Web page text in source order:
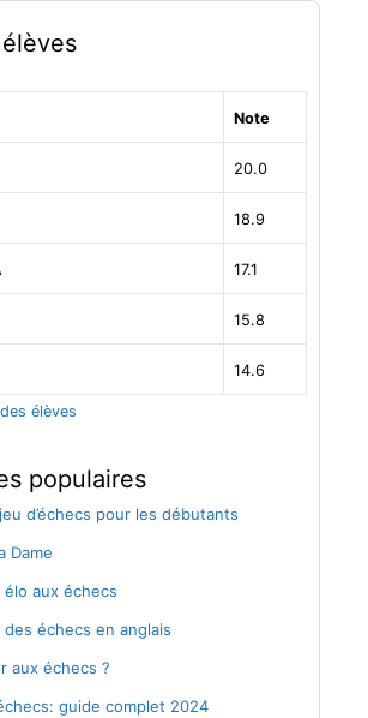
Note
20.0
18.9
17.1
15.8
14.6
élèves
populaires
d’échecs pour les débutants
Dame
aux échecs
des échecs en anglais
aux échecs ?
guide complet 2024